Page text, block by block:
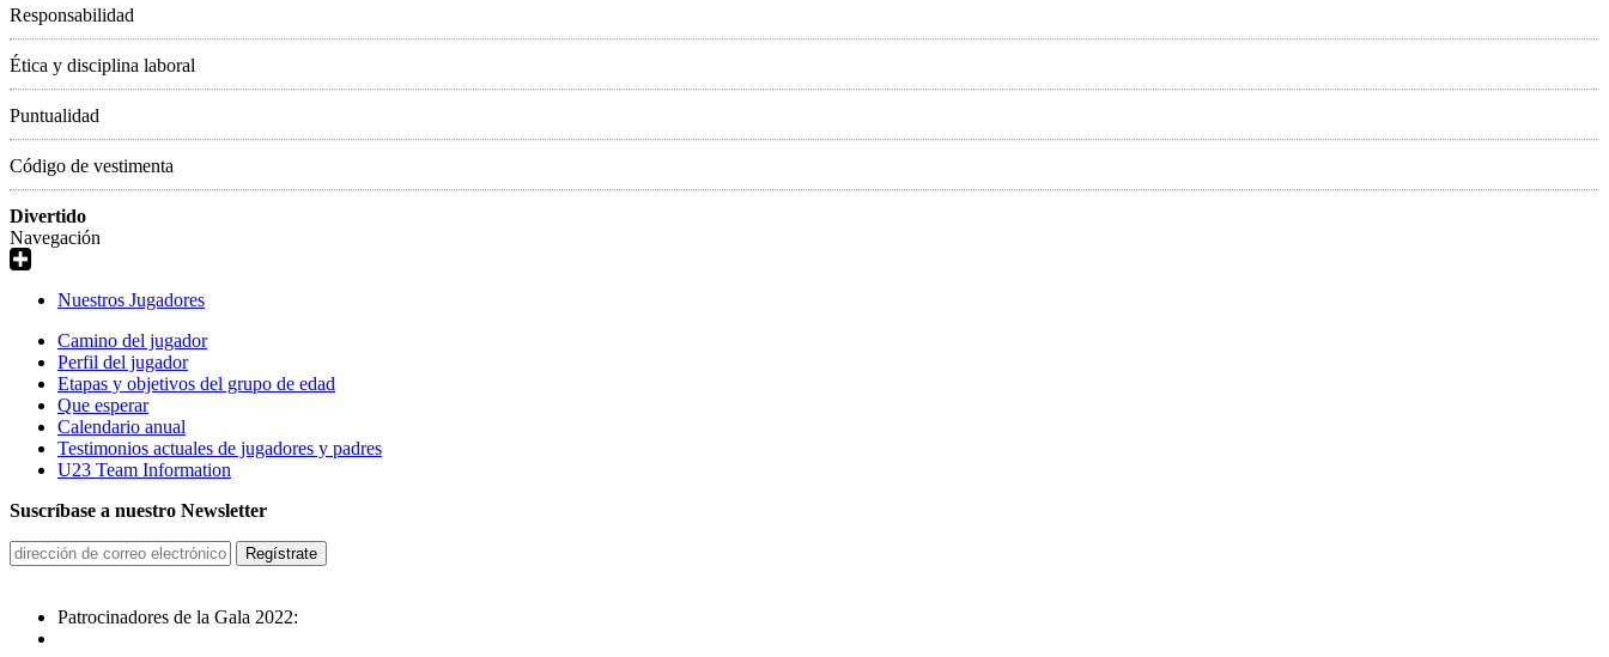
Responsabilidad
Ética y disciplina laboral
Puntualidad
Código de vestimenta
Divertido
Navegación
Nuestros Jugadores
Camino del jugador
Perfil del jugador
Etapas y objetivos del grupo de edad
Que esperar
Calendario anual
Testimonios actuales de jugadores y padres
U23 Team Information
Suscríbase a nuestro Newsletter
Patrocinadores de la Gala 2022: